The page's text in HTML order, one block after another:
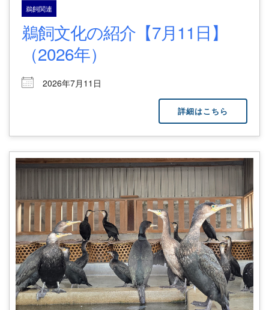
鵜飼関連
鵜飼文化の紹介【7月11日】
（2026年）
2026年7月11日
詳細はこちら